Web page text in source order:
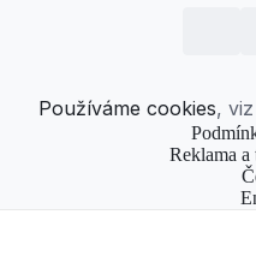
Používáme cookies, viz
Reklama a